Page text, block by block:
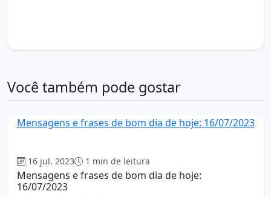
Você também pode gostar
Mensagens e frases de bom dia de hoje: 16/07/2023
16 jul. 2023 1 min de leitura
Mensagens e frases de bom dia de hoje:
16/07/2023